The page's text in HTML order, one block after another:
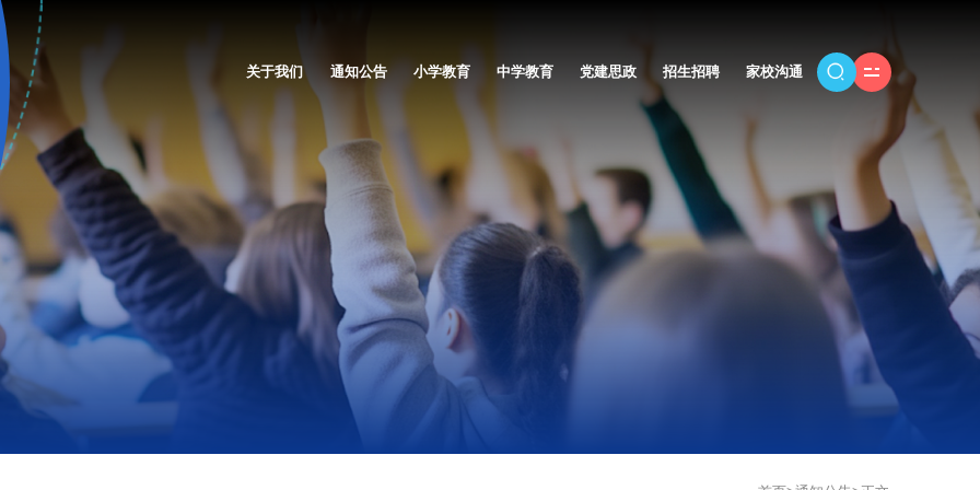
关于我们 通知公告 小学教育 中学教育 党建思政 招生招聘 家校沟通